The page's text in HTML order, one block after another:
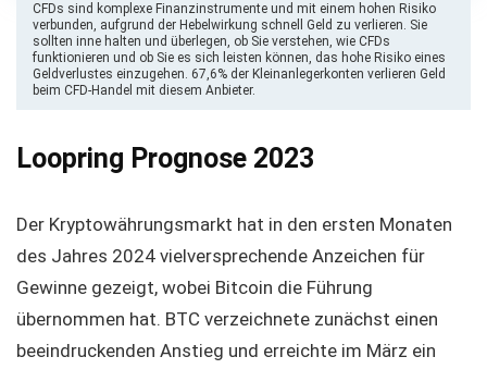
CFDs sind komplexe Finanzinstrumente und mit einem hohen Risiko
verbunden, aufgrund der Hebelwirkung schnell Geld zu verlieren. Sie
sollten inne halten und überlegen, ob Sie verstehen, wie CFDs
funktionieren und ob Sie es sich leisten können, das hohe Risiko eines
Geldverlustes einzugehen. 67,6% der Kleinanlegerkonten verlieren Geld
beim CFD-Handel mit diesem Anbieter.
Loopring Prognose 2023
Der Kryptowährungsmarkt hat in den ersten Monaten
des Jahres 2024 vielversprechende Anzeichen für
Gewinne gezeigt, wobei Bitcoin die Führung
übernommen hat. BTC verzeichnete zunächst einen
beeindruckenden Anstieg und erreichte im März ein